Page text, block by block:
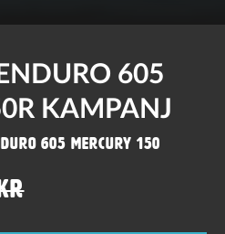
605
KAMPANJ
605 Mercury 150